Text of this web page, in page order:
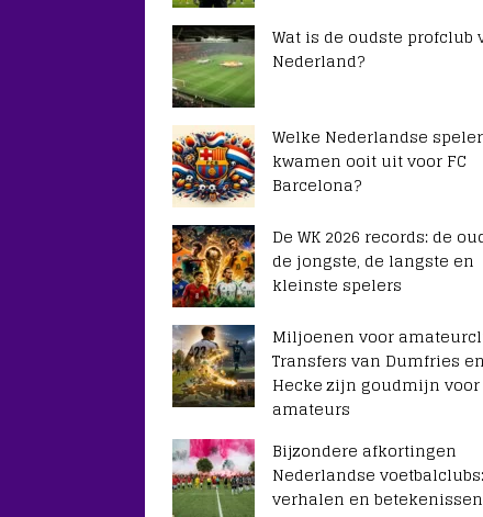
Wat is de oudste profclub
Nederland?
Welke Nederlandse
kwamen ooit uit voor FC
Barcelona?
De WK 2026 records: de
de jongste, de langste en
kleinste spelers
Miljoenen voor
Transfers van Dumfries
Hecke zijn goudmijn voor
amateurs
Bijzondere afkortingen
Nederlandse voetbalclubs:
verhalen en betekenissen